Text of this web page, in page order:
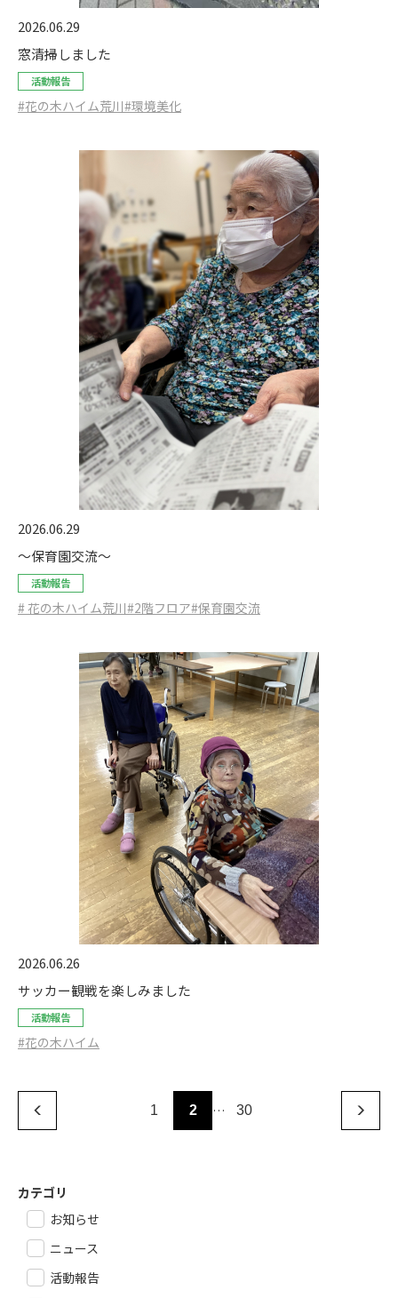
2026.06.29
窓清掃しました
活動報告
#花の木ハイム荒川#環境美化
2026.06.29
～保育園交流～
活動報告
# 花の木ハイム荒川#2階フロア#保育園交流
2026.06.26
サッカー観戦を楽しみました
活動報告
#花の木ハイム
1 2 … 30
カテゴリ
お知らせ
ニュース
活動報告